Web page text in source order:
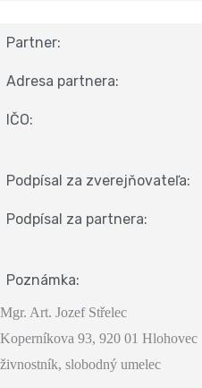
Partner:
Adresa partnera:
IČO:
Podpísal za zverejňovateľa:
Podpísal za partnera:
Poznámka:
Mgr. Art. Jozef Střelec
Koperníkova 93, 920 01 Hlohovec
živnostník, slobodný umelec